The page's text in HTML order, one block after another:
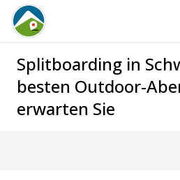
Splitboarding in
besten Outdoor-
erwarten Sie